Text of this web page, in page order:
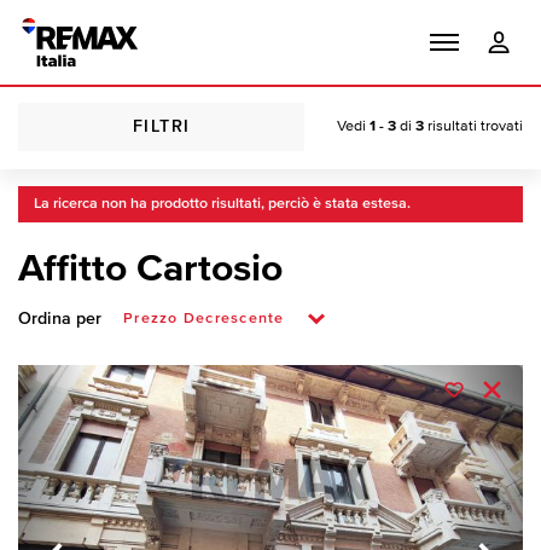
FILTRI Vedi 1 - 3 di 3 risultati trovati
La ricerca non ha prodotto risultati, perciò è stata estesa.
Affitto Cartosio
Ordina per